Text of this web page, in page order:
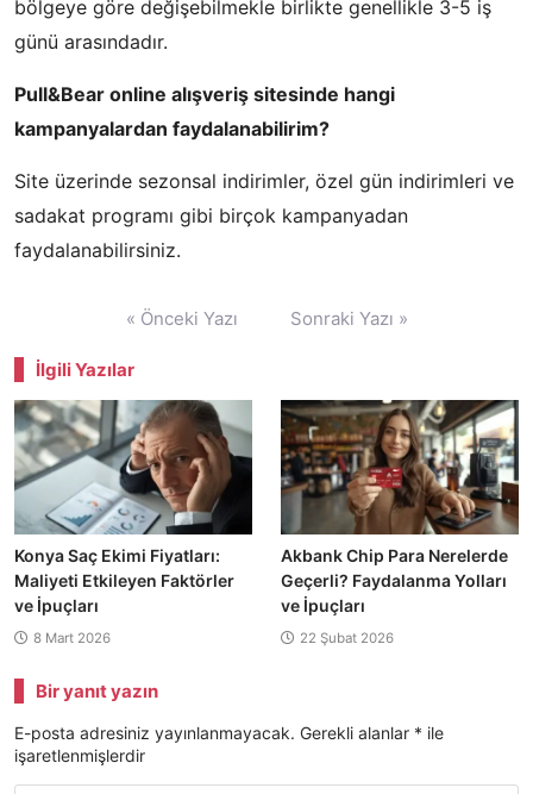
bölgeye göre değişebilmekle birlikte genellikle 3-5 iş
günü arasındadır.
Pull&Bear online alışveriş sitesinde hangi
kampanyalardan faydalanabilirim?
Site üzerinde sezonsal indirimler, özel gün indirimleri ve
sadakat programı gibi birçok kampanyadan
faydalanabilirsiniz.
« Önceki Yazı Sonraki Yazı »
İlgili Yazılar
Konya Saç Ekimi Fiyatları:
Maliyeti Etkileyen Faktörler
ve İpuçları
8 Mart 2026
Akbank Chip Para Nerelerde
Geçerli? Faydalanma Yolları
ve İpuçları
22 Şubat 2026
Bir yanıt yazın
E-posta adresiniz yayınlanmayacak. Gerekli alanlar * ile
işaretlenmişlerdir